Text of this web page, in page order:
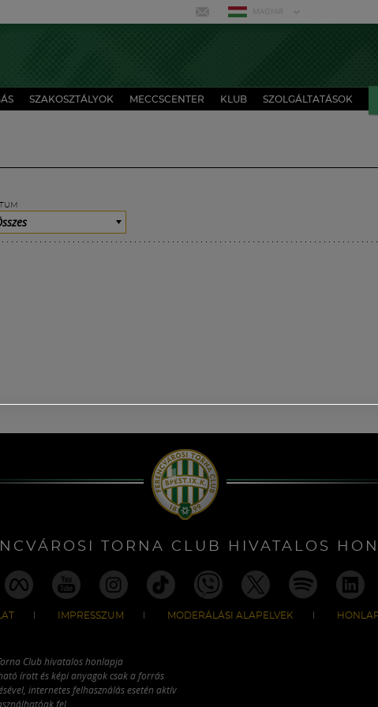
MAGYAR
SZAKOSZTÁLYOK MECCSCENTER KLUB SZOLGÁLTATÁSOK
TORNA CLUB HIVATALOS
IMPRESSZUM MODERÁLÁSI ALAPELVEK
Club hivatalos honlapja
írott és képi anyagok csak a forrás
internetes felhasználás esetén aktív
fel.